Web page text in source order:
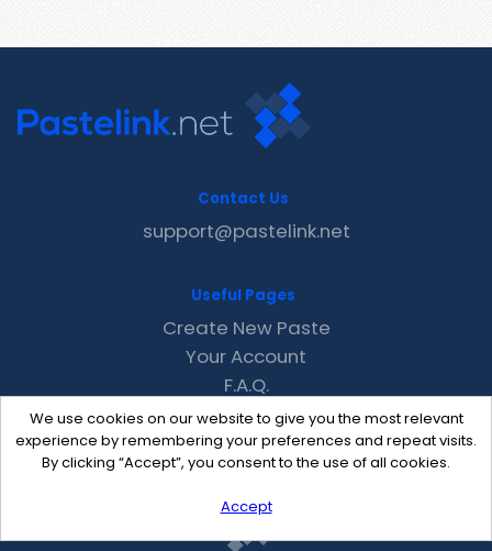
We use cookies on our website to give you the most relevant
experience by remembering your preferences and repeat visits.
By clicking “Accept”, you consent to the use of all cookies.
Accept
Contact Us
support@pastelink.net
Useful Pages
Create New Paste
Your Account
F.A.Q.
Recent
Contact